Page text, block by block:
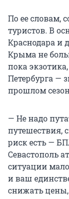
По ее словам,
туристов. В
Краснодара и
Крыма не
пока
Петербурга —
прошлом
— Не надо
путешествия,
риск есть —
Севастополь
ситуации
и ваш
снижать